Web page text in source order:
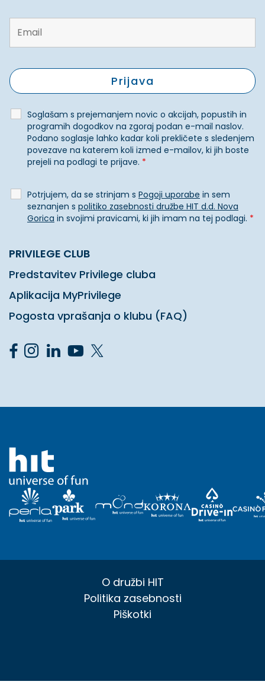
Soglašam s prejemanjem novic o akcijah, popustih in
programih dogodkov na zgoraj podan e-mail naslov.
Podano soglasje lahko kadar koli prekličete s sledenjem
povezave na katerem koli izmed e-mailov, ki jih boste
prejeli na podlagi te prijave. *
Potrjujem, da se strinjam s Pogoji uporabe in sem
seznanjen s politiko zasebnosti družbe HIT d.d. Nova
Gorica in svojimi pravicami, ki jih imam na tej podlagi. *
PRIVILEGE CLUB
Predstavitev Privilege cluba
Aplikacija MyPrivilege
Pogosta vprašanja o klubu (FAQ)
O družbi HIT
Politika zasebnosti
Piškotki